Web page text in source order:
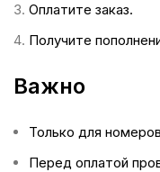
Оплатите заказ.
Получите
Важно
Только для
Перед оплатой